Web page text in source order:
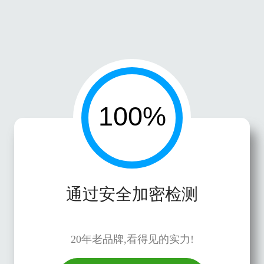
通过安全加密检测
20年老品牌,看得见的实力!